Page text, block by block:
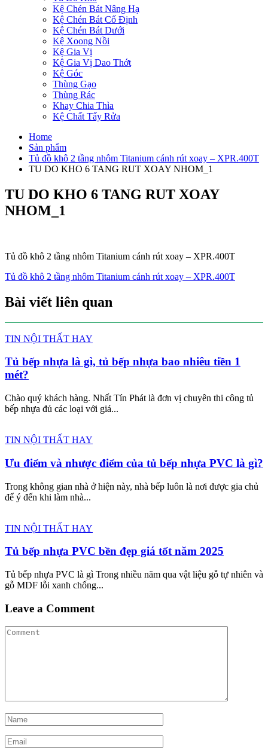
Kệ Chén Bát Nâng Hạ
Kệ Chén Bát Cố Định
Kệ Chén Bát Dưới
Kệ Xoong Nồi
Kệ Gia Vị
Kệ Gia Vị Dao Thớt
Kệ Góc
Thùng Gạo
Thùng Rác
Khay Chia Thìa
Kệ Chất Tẩy Rửa
Home
Sản phẩm
Tủ đồ khô 2 tầng nhôm Titanium cánh rút xoay – XPR.400T
TU DO KHO 6 TANG RUT XOAY NHOM_1
TU DO KHO 6 TANG RUT XOAY
NHOM_1
Tủ đồ khô 2 tầng nhôm Titanium cánh rút xoay – XPR.400T
Tủ đồ khô 2 tầng nhôm Titanium cánh rút xoay – XPR.400T
Bài viết liên quan
TIN NỘI THẤT HAY
Tủ bếp nhựa là gì, tủ bếp nhựa bao nhiêu tiền 1
mét?
Chào quý khách hàng. Nhất Tín Phát là đơn vị chuyên thi công tủ
bếp nhựa đủ các loại với giá...
TIN NỘI THẤT HAY
Ưu điểm và nhược điểm của tủ bếp nhựa PVC là gì?
Trong không gian nhà ở hiện này, nhà bếp luôn là nơi được gia chủ
để ý đến khi làm nhà...
TIN NỘI THẤT HAY
Tủ bếp nhựa PVC bền đẹp giá tốt năm 2025
Tủ bếp nhựa PVC là gì Trong nhiều năm qua vật liệu gỗ tự nhiên và
gỗ MDF lỗi xanh chống...
Leave a Comment